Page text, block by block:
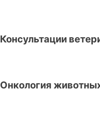
Консультации
Онкология